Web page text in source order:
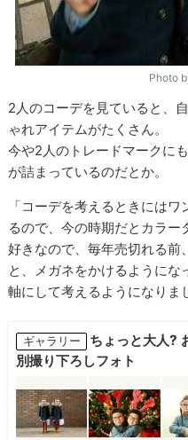
Photo
2人のコーデを見ていると、
ゃれアイテムがたくさん。
今や2 人のトレードマークに
が詰まっているのだとか。
「コーデを考えるときには
るので、今の時期だと カラー
好きなので、毎年売切れる前
と、メガネをかけるように
軸にして考えるようになりま
ギャラリー
ちょっと大人?
別撮り下ろしフォト